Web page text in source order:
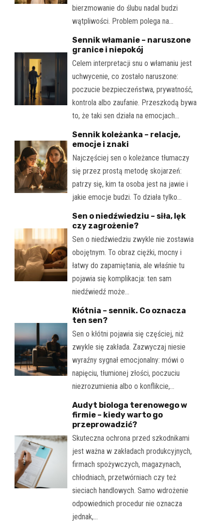
bierzmowanie do ślubu nadal budzi
wątpliwości. Problem polega na…
Sennik włamanie – naruszone
granice i niepokój
Celem interpretacji snu o włamaniu jest
uchwycenie, co zostało naruszone:
poczucie bezpieczeństwa, prywatność,
kontrola albo zaufanie. Przeszkodą bywa
to, że taki sen działa na emocjach…
Sennik koleżanka – relacje,
emocje i znaki
Najczęściej sen o koleżance tłumaczy
się przez prostą metodę skojarzeń:
patrzy się, kim ta osoba jest na jawie i
jakie emocje budzi. To działa tylko…
Sen o niedźwiedziu – siła, lęk
czy zagrożenie?
Sen o niedźwiedziu zwykle nie zostawia
obojętnym. To obraz ciężki, mocny i
łatwy do zapamiętania, ale właśnie tu
pojawia się komplikacja: ten sam
niedźwiedź może…
Kłótnia – sennik. Co oznacza
ten sen?
Sen o kłótni pojawia się częściej, niż
zwykle się zakłada. Zazwyczaj niesie
wyraźny sygnał emocjonalny: mówi o
napięciu, tłumionej złości, poczuciu
niezrozumienia albo o konflikcie,…
Audyt biologa terenowego w
firmie – kiedy warto go
przeprowadzić?
Skuteczna ochrona przed szkodnikami
jest ważna w zakładach produkcyjnych,
firmach spożywczych, magazynach,
chłodniach, przetwórniach czy też
sieciach handlowych. Samo wdrożenie
odpowiednich procedur nie oznacza
jednak,…